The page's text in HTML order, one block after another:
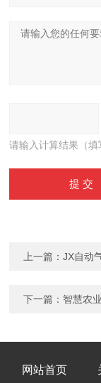
请输入计算结果（
上一篇：JX自动
下一篇： 智慧农
网站首页